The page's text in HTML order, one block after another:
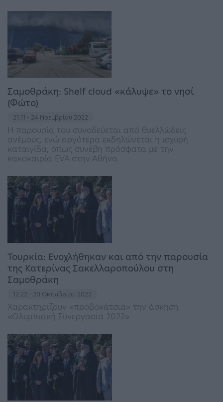
Σαμοθράκη: Shelf cloud «κάλυψε» το νησί
(Φώτο)
21:11 - 24 Νοεμβρίου 2022
Η παρουσία του συνοδεύεται από θυελλώδεις
ανέμους, ενώ αργότερα εκδηλώνεται η ισχυρή
καταιγίδα, όπως συνέβη πρόσφατα με την
κακοκαιρία EVA στην Αθήνα
Τουρκία: Ενοχλήθηκαν και από την παρουσία
της Κατερίνας Σακελλαροπούλου στη
Σαμοθράκη
12:22 - 20 Οκτωβρίου 2022
Χαρακτηρίζουν «προβοκάτσια» την άσκηση
«Ολυμπιακή Συνεργασία 2022»